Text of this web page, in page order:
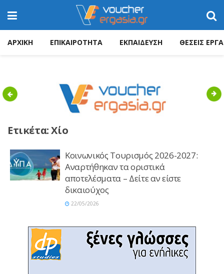
ΑΡΧΙΚΗ ΕΠΙΚΑΙΡΟΤΗΤΑ ΕΚΠΑΙΔΕΥΣΗ ΘΕΣΕΙΣ
Previous
Ετικέτα:Χίο
Κοινωνικός Τουρισμός 2026-2027:
Αναρτήθηκαν τα οριστικά
αποτελέσματα – Δείτε αν είστε
δικαιούχος
22/05/2026